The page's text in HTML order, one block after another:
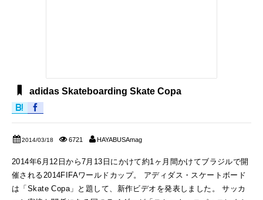
adidas Skateboarding Skate Copa
2014/03/18 6721 HAYABUSAmag
2014年6月12日から7月13日にかけて約1ヶ月間かけてブラジルで開
催される2014FIFAワールドカップ。 アディダス・スケートボード
は「Skate Copa」と題して、新作ビデオを発表しました。 サッカ